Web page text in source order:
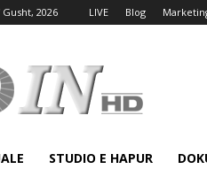
2026 LIVE Blog
STUDIO E HAPUR